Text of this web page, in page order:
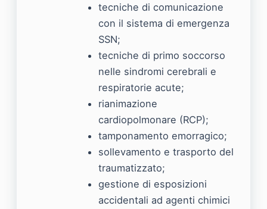
tecniche di comunicazione
con il sistema di emergenza
SSN;
tecniche di primo soccorso
nelle sindromi cerebrali e
respiratorie acute;
rianimazione
cardiopolmonare (RCP);
tamponamento emorragico;
sollevamento e trasporto del
traumatizzato;
gestione di esposizioni
accidentali ad agenti chimici